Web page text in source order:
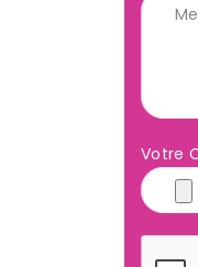
Votre